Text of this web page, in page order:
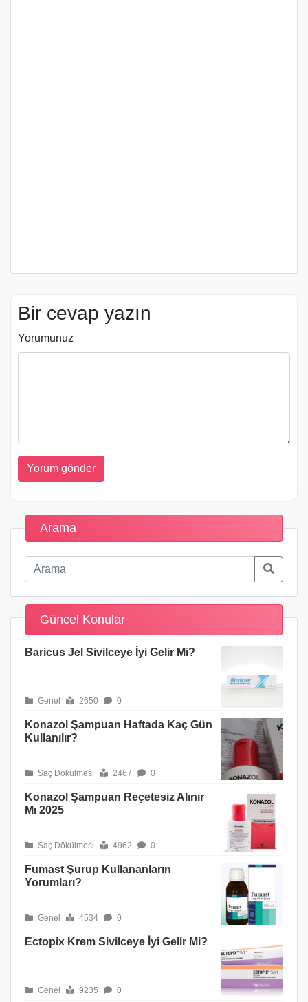
Bir cevap yazın
Yorumunuz
Arama
Güncel Konular
Baricus Jel Sivilceye İyi Gelir Mi?
Genel 2650 0
Konazol Şampuan Haftada Kaç Gün
Kullanılır?
Saç Dökülmesi 2467 0
Konazol Şampuan Reçetesiz Alınır
Mı 2025
Saç Dökülmesi 4962 0
Fumast Şurup Kullananların
Yorumları?
Genel 4534 0
Ectopix Krem Sivilceye İyi Gelir Mi?
Genel 9235 0